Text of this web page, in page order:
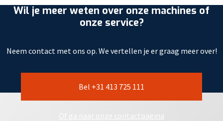
Wil je meer weten over onze machines of
onze service?
Neem contact met ons op. We vertellen je er graag meer over!
Bel +31 413 725 111
Of ga naar onze contactpagina